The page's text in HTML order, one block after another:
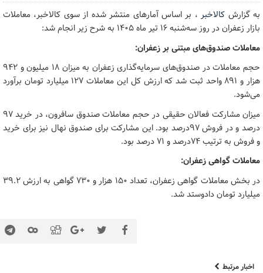
به گزارش کالاخبر، بر اساس آمارهای منتشر شده از سوی کالاخبر، معاملات
بازار زعفران در روز سه‌شنبه ۱۶ تیر ماه ۱۴۰۵ به شرح زیر انجام شد:
معاملات صندوق‌های مبتنی بر زعفران:
حجم معاملات در صندوق‌های سرمایه‌گذاری زعفران به میزان ۱۸ میلیون و ۹۴۲
هزار و ۸۹۱ واحد ثبت شد که ارزش کل این معاملات ۱۲۷ میلیارد تومان برآورد
می‌شود.
میزان مشارکت فعالان حقیقی در حجم معاملات صندوق سافرون، در خرید ۹۷
درصد و در فروش ۹۷درصد بود. این مشارکت برای صندوق نهال نیز برای خرید
و فروش به ترتیب ۷۴درصد و ۷۱ درصد بود.
معاملات گواهی زعفران:
در بخش معاملات گواهی زعفران، تعداد ۱۵۰ هزار و ۷۳۰ گواهی به ارزش ۳۹.۲
میلیارد تومان دادوستد شد.
اخبار مرتبط